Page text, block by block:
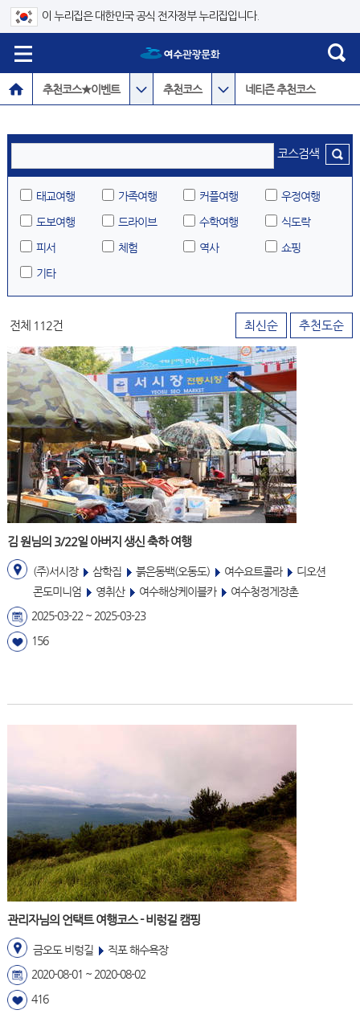
이 누리집은 대한민국 공식 전자정부 누리집입니다.
추천코스★이벤트 추천코스 네티즌 추천코스
코스검색
태교여행 가족여행 커플여행
우정여행
도보여행
드라이브 수학여행
식도락
피서
체험 역사
쇼핑
기타
전체 112건 최신순 추천도순
김 원님의 3/22일 아버지 생신 축하 여행
(주)서시장 삼학집 붉은동백(오동도) 여수요트콜라
디오션
콘도미니엄
영취산 여수해상케이블카
여수청정게장촌
2025-03-22 ~ 2025-03-23
156
관리자님의 언택트 여행코스 - 비렁길 캠핑
금오도 비렁길
직포 해수욕장
2020-08-01 ~ 2020-08-02
416